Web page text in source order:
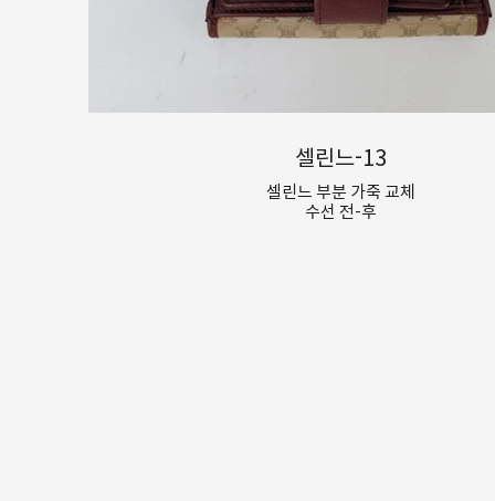
셀린느-13
셀린느 부분 가죽 교체
수선 전-후